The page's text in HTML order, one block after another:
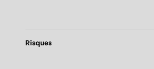
Risques